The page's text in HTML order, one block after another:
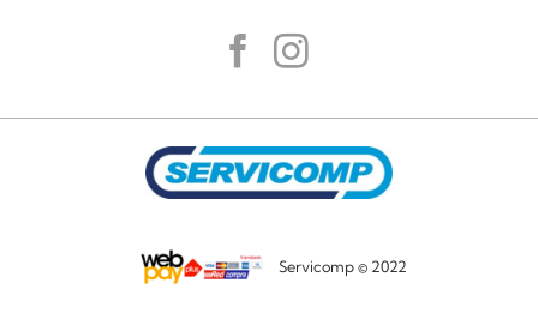
Servicomp © 2022